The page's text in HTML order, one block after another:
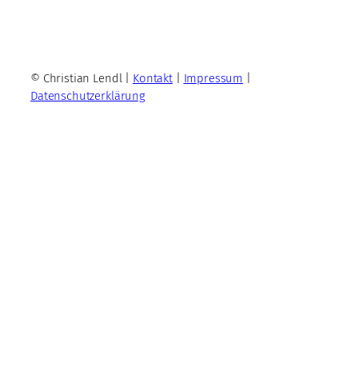
© Christian Lendl | Kontakt| Impressum
Datenschutzerklärung